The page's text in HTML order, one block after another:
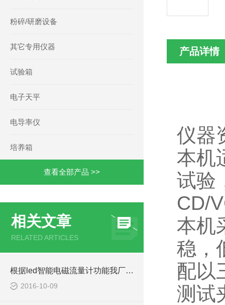
粉碎/研磨设备
其它专用仪器
试验箱
电子天平
电导率仪
培养箱
查看全部产品 >>
相关文章
RELATED ARTICLES
根据led智能电磁流量计功能我厂做了许多改进
2016-10-09
产品详情
仪
本机
试验
CD/
本机
稳，
配以
测试